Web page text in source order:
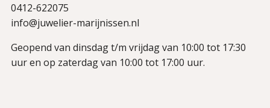
0412-622075
info@juwelier-marijnissen.nl
Geopend van dinsdag t/m vrijdag van 10:00 tot 17:30
uur en op zaterdag van 10:00 tot 17:00 uur.